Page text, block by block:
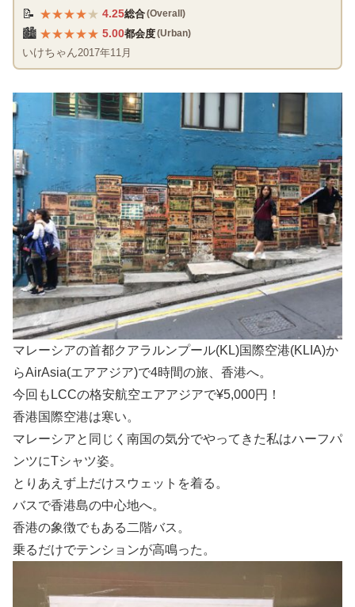
📝 ★★★★★ 4.25総合(Overall)
🏙️ ★★★★★ 5.00都会度(Urban)
いけちゃん2017年11月
マレーシアの首都クアラルンプール(KL)国際空港(KLIA)か
らAirAsia(エアアジア)で4時間の旅、香港へ。
今回もLCCの格安航空エアアジアで¥5,000円！
香港国際空港は寒い。
マレーシアと同じく南国の気分でやってきた私はハーフパ
ンツにTシャツ姿。
とりあえず上だけスウェットを着る。
バスで香港島の中心地へ。
香港の象徴でもある二階バス。
乗るだけでテンションが高鳴った。